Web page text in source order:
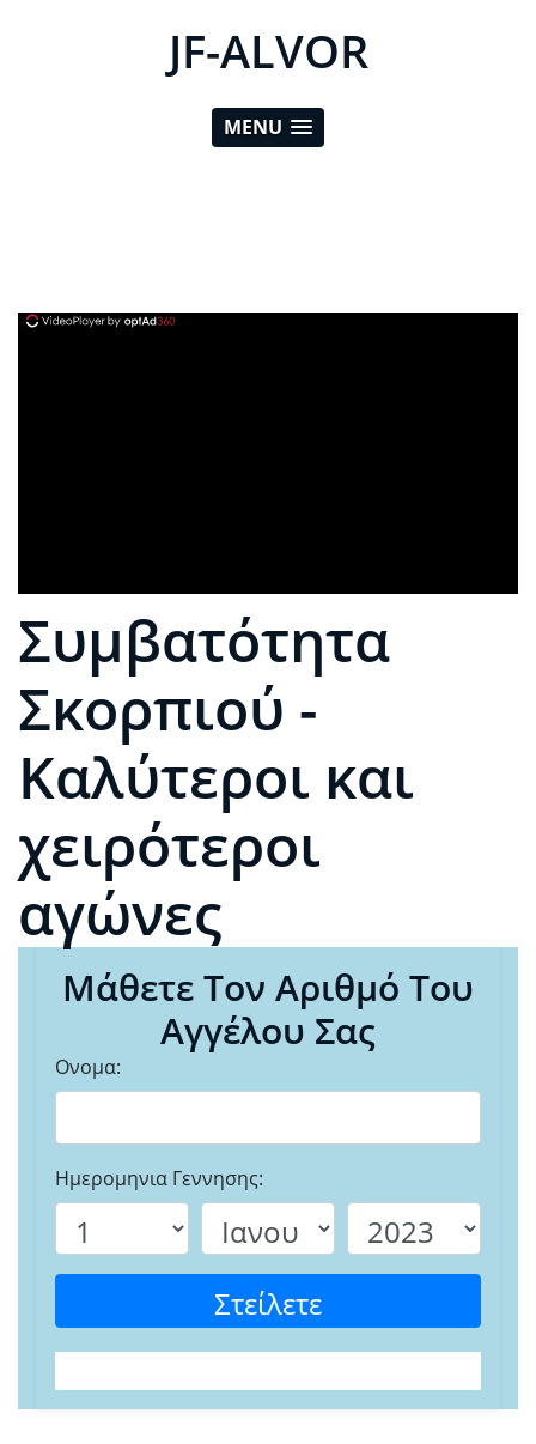
JF-ALVOR
MENU
Συμβατότητα
Σκορπιού -
Καλύτεροι και
χειρότεροι
αγώνες
Μάθετε Τον Αριθμό Του
Αγγέλου Σας
Ονομα:
Ημερομηνια Γεννησης:
Στείλετε